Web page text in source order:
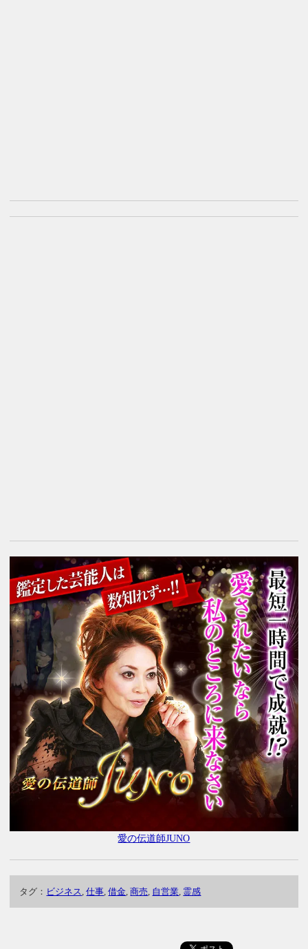
愛の伝道師JUNO
タグ： ビジネス,仕事,借金,商売, 自営業, 霊感